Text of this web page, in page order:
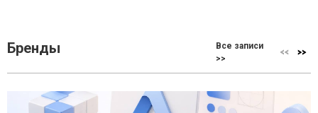
Бренды
Все записи
>>